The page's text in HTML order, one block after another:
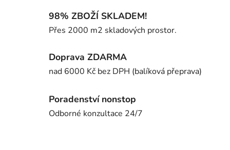
98% ZBOŽÍ SKLADEM!
Přes 2000 m2 skladových prostor.
Doprava ZDARMA
nad 6000 Kč bez DPH (balíková přeprava)
Poradenství nonstop
Odborné konzultace 24/7